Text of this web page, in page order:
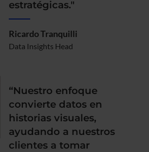
estratégicas."
Ricardo Tranquilli
Data Insights Head
“Nuestro enfoque
convierte datos en
historias visuales,
ayudando a nuestros
clientes a tomar